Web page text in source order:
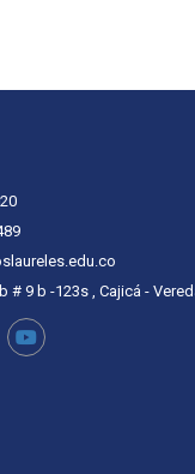
# 9 b -123s , Cajicá -